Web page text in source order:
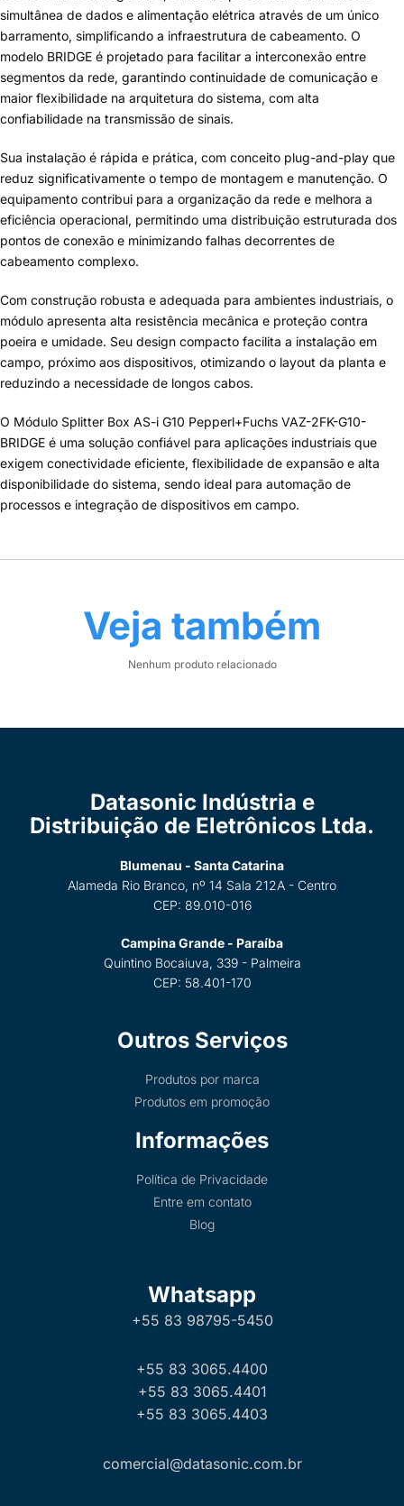
simultânea de dados e alimentação elétrica através de um único
barramento, simplificando a infraestrutura de cabeamento. O
modelo BRIDGE é projetado para facilitar a interconexão entre
segmentos da rede, garantindo continuidade de comunicação e
maior flexibilidade na arquitetura do sistema, com alta
confiabilidade na transmissão de sinais.
Sua instalação é rápida e prática, com conceito plug-and-play que
reduz significativamente o tempo de montagem e manutenção. O
equipamento contribui para a organização da rede e melhora a
eficiência operacional, permitindo uma distribuição estruturada dos
pontos de conexão e minimizando falhas decorrentes de
cabeamento complexo.
Com construção robusta e adequada para ambientes industriais, o
módulo apresenta alta resistência mecânica e proteção contra
poeira e umidade. Seu design compacto facilita a instalação em
campo, próximo aos dispositivos, otimizando o layout da planta e
reduzindo a necessidade de longos cabos.
O Módulo Splitter Box AS-i G10 Pepperl+Fuchs VAZ-2FK-G10-
BRIDGE é uma solução confiável para aplicações industriais que
exigem conectividade eficiente, flexibilidade de expansão e alta
disponibilidade do sistema, sendo ideal para automação de
processos e integração de dispositivos em campo.
Veja também
Nenhum produto relacionado
Datasonic Indústria e
Distribuição de Eletrônicos Ltda.
Blumenau - Santa Catarina
Alameda Rio Branco, nº 14 Sala 212A - Centro
CEP: 89.010-016
Campina Grande - Paraíba
Quintino Bocaiuva, 339 - Palmeira
CEP: 58.401-170
Outros Serviços
Produtos por marca
Produtos em promoção
Informações
Política de Privacidade
Entre em contato
Blog
Whatsapp
+55 83 98795-5450
+55 83 3065.4400
+55 83 3065.4401
+55 83 3065.4403
comercial@datasonic.com.br